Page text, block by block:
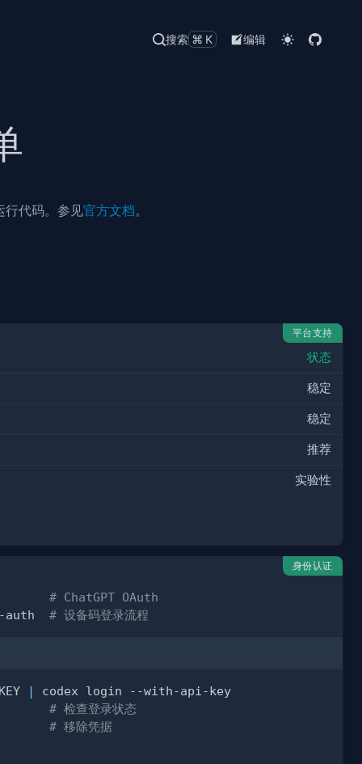
搜索 ⌘K 编辑
行代码。参见官方文档。
平台支持
状态
稳定
稳定
推荐
实验性
身份认证
# ChatGPT OAuth
auth # 设备码登录流程
|
codex login --with-api-key
# 检查登录状态
# 移除凭据